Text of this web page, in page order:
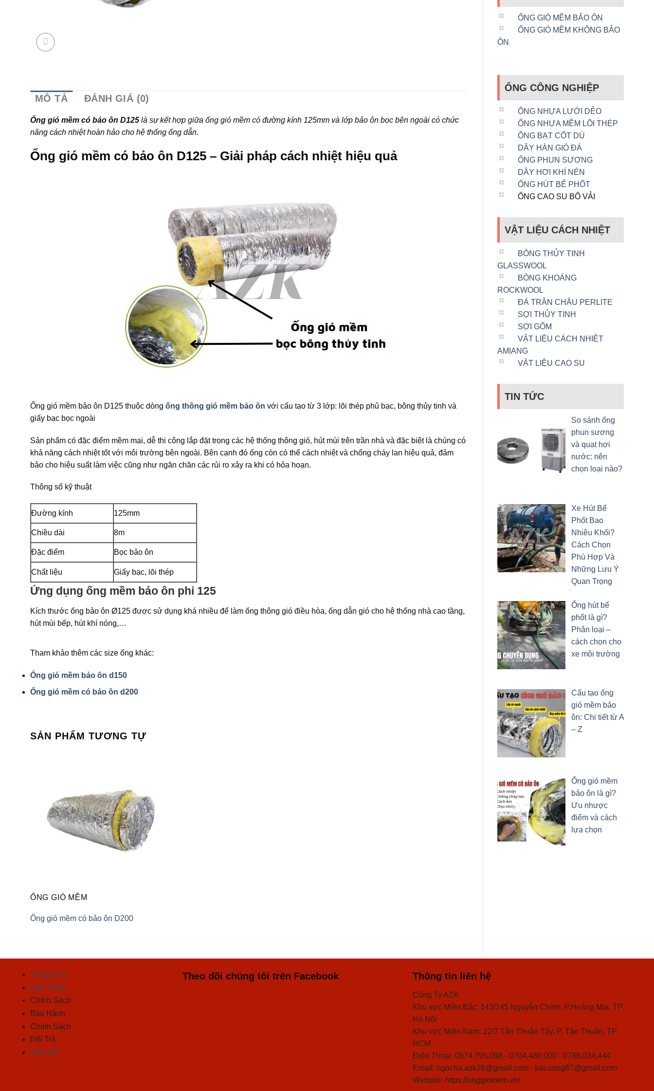
ỐNG GIÓ MỀM BẢO ÔN
ỐNG GIÓ MỀM KHÔNG BẢO
ÔN
ỐNG CÔNG NGHIỆP
ỐNG NHỰA LƯỚI DẺO
ỐNG NHỰA MỀM LÕI THÉP
ỐNG BẠT CỐT DÙ
DÂY HÀN GIÓ ĐÁ
ỐNG PHUN SƯƠNG
DÂY HƠI KHÍ NÉN
ỐNG HÚT BỂ PHỐT
ỐNG CAO SU BỐ VẢI
VẬT LIỆU CÁCH NHIỆT
BÔNG THỦY TINH
GLASSWOOL
BÔNG KHOÁNG
ROCKWOOL
ĐÁ TRÂN CHÂU PERLITE
SỢI THỦY TINH
SỢI GỐM
VẬT LIỆU CÁCH NHIỆT
AMIANG
VẬT LIỆU CAO SU
TIN TỨC
So sánh ống
phun sương
và quạt hơi
nước: nên
chọn loại nào?
Xe Hút Bể
Phốt Bao
Nhiêu Khối?
Cách Chọn
Phù Hợp Và
Những Lưu Ý
Quan Trọng
Ống hút bể
phốt là gì?
Phân loại –
cách chọn cho
xe môi trường
Cấu tạo ống
gió mềm bảo
ôn: Chi tiết từ A
– Z
Ống gió mềm
bảo ôn là gì?
Ưu nhược
điểm và cách
lựa chọn
MÔ TẢ ĐÁNH GIÁ (0)
Ống gió mềm có bảo ôn D125 là sự kết hợp giữa ống gió mềm có đường kính 125mm và lớp bảo ôn bọc bên ngoài có chức
năng cách nhiệt hoàn hảo cho hệ thống ống dẫn.
Ống gió mềm có bảo ôn D125 – Giải pháp cách nhiệt hiệu quả
Ống gió mềm bảo ôn D125 thuộc dòng ống thông gió mềm bảo ôn với cấu tạo từ 3 lớp: lõi thép phủ bạc, bông thủy tinh và
giấy bạc bọc ngoài
Sản phẩm có đặc điểm mềm mại, dễ thi công lắp đặt trong các hệ thống thông gió, hút mùi trên trần nhà và đặc biệt là chúng có
khả năng cách nhiệt tốt với môi trường bên ngoài. Bên cạnh đó ống còn có thể cách nhiệt và chống cháy lan hiệu quả, đảm
bảo cho hiệu suất làm việc cũng như ngăn chăn các rủi ro xảy ra khi có hỏa hoạn.
Thông số kỹ thuật
Đường kính 125mm
Chiều dài 8m
Đặc điểm Bọc bảo ôn
Chất liệu Giấy bạc, lõi thép
Ứng dụng ống mềm bảo ôn phi 125
Kích thước ống bảo ôn Ø125 được sử dụng khá nhiều để làm ống thông gió điều hòa, ống dẫn gió cho hệ thống nhà cao tầng,
hút mùi bếp, hút khí nóng,…
Tham khảo thêm các size ống khác:
Ống gió mềm bảo ôn d150
Ống gió mềm có bảo ôn d200
SẢN PHẨM TƯƠNG TỰ
ỐNG GIÓ MỀM
Ống gió mềm có bảo ôn D200
Trang Chủ
Giới Thiệu
Chính Sách
Bảo Hành
Chính Sách
Đổi Trả
Liên Hệ
Theo dõi chúng tôi trên Facebook Thông tin liên hệ
Công Ty AZK
Khu vực Miền Bắc: 143/145 Nguyễn Chính, P.Hoàng Mai, TP
Hà Nội
Khu vực Miền Nam: 22/7 Tân Thuận Tây, P. Tân Thuận, TP.
HCM
Điện Thoại: 0974.795.098 - 0704.480.000 - 0788.034.444
Email: ngocha.azk26@gmail.com - bacuong87@gmail.com
Website: https://onggiomem.vn/